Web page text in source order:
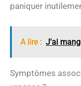
paniquer
A lire : J'ai
Symptômes